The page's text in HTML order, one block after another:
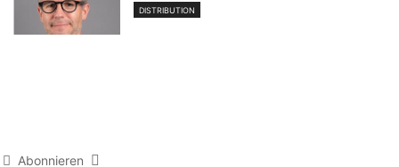
DISTRIBUTION
Abonnieren